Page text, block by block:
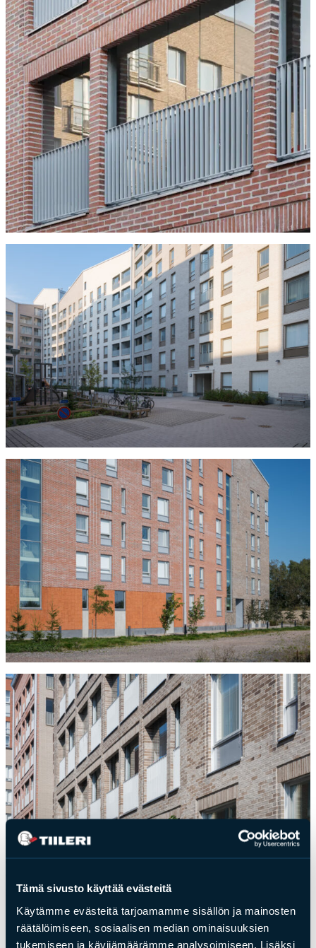
Tämä sivusto käyttää evästeitä
Käytämme evästeitä tarjoamamme sisällön ja mainosten
räätälöimiseen, sosiaalisen median ominaisuuksien
tukemiseen ja kävijämäärämme analysoimiseen. Lisäksi